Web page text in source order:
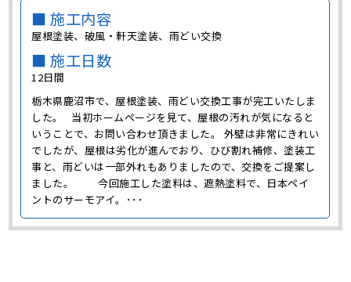
■ 施工内容
屋根塗装、破風・軒天塗装、雨どい交換
■ 施工日数
12日間
栃木県鹿沼市で、屋根塗装、雨どい交換工事が完工いたしま
した。 当初ホームページを見て、屋根の汚れが気になると
いうことで、お問い合わせ頂きました。 外壁は非常にきれい
でしたが、屋根は劣化が進んでおり、ひび割れ補修、塗装工
事と、雨どいは一部外れもありましたので、交換をご提案し
ました。 今回施工した塗料は、遮熱塗料で、日本ペイ
ントのサーモアイ。･･･